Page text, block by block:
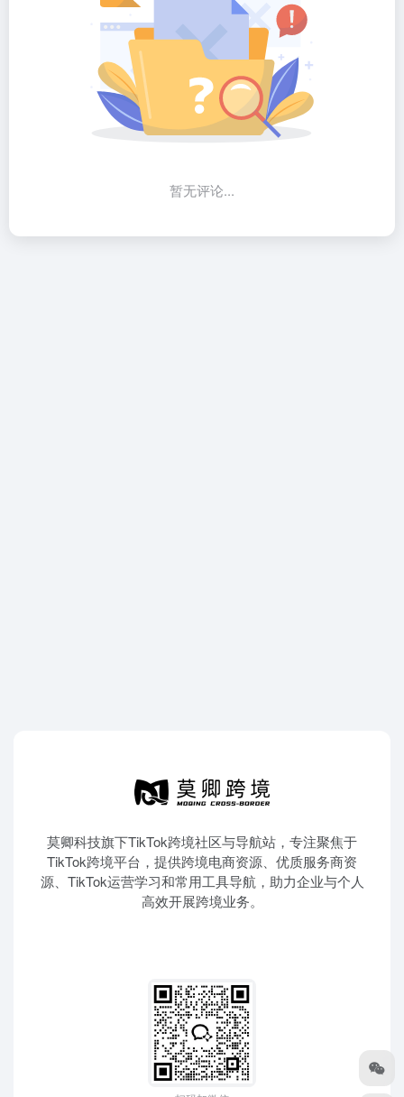
暂无评论...
莫卿科技旗下TikTok跨境社区与导航站，专注聚焦于
TikTok跨境平台，提供跨境电商资源、优质服务商资
源、TikTok运营学习和常用工具导航，助力企业与个人
高效开展跨境业务。